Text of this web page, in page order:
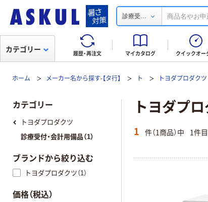
診療受...
履歴・再注文 マイカタログ クイックオー
カテゴリー
ホーム メーカー名から探す-【タ行】 ト トヨダプロダクツ
トヨダプ
1 件（1商品）中 1件
カテゴリー
トヨダプロダクツ
診療受付・会計用備品（1）
ブランドから絞り込む
トヨダプロダクツ（1）
価格（税込）